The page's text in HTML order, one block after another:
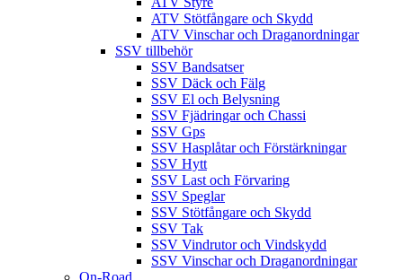
ATV Stötfångare och Skydd
ATV Vinschar och Draganordningar
SSV tillbehör
SSV Bandsatser
SSV Däck och Fälg
SSV El och Belysning
SSV Fjädringar och Chassi
SSV Gps
SSV Hasplåtar och Förstärkningar
SSV Hytt
SSV Last och Förvaring
SSV Speglar
SSV Stötfångare och Skydd
SSV Tak
SSV Vindrutor och Vindskydd
SSV Vinschar och Draganordningar
On-Road